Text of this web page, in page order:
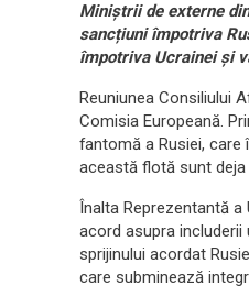
Miniștrii de externe
sancțiuni împotriva
împotriva Ucrainei și
Reuniunea Consiliului
Comisia Europeană.
fantomă a Rusiei, care
această flotă sunt
Înalta Reprezentantă
acord asupra
sprijinului acordat
care subminează